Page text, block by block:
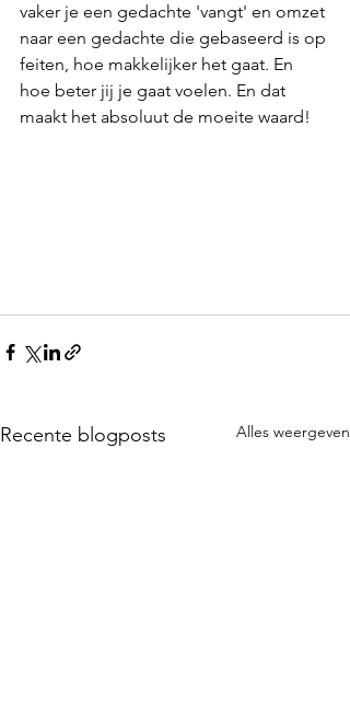
vaker je een gedachte 'vangt' en omzet
naar een gedachte die gebaseerd is op
feiten, hoe makkelijker het gaat. En
hoe beter jij je gaat voelen. En dat
maakt het absoluut de moeite waard!
Recente blogposts Alles weergeven